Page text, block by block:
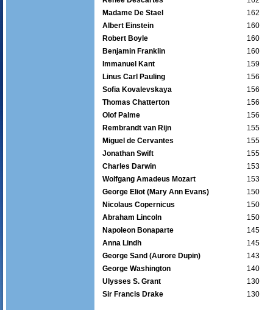
Madame De Stael
162
Albert Einstein
160
Robert Boyle
160
Benjamin Franklin
160
Immanuel Kant
159
Linus Carl Pauling
156
Sofia Kovalevskaya
156
Thomas Chatterton
156
Olof Palme
156
Rembrandt van Rijn
155
Miguel de Cervantes
155
Jonathan Swift
155
Charles Darwin
153
Wolfgang Amadeus Mozart
153
George Eliot (Mary Ann Evans)
150
Nicolaus Copernicus
150
Abraham Lincoln
150
Napoleon Bonaparte
145
Anna Lindh
145
George Sand (Aurore Dupin)
143
George Washington
140
Ulysses S. Grant
130
Sir Francis Drake
130